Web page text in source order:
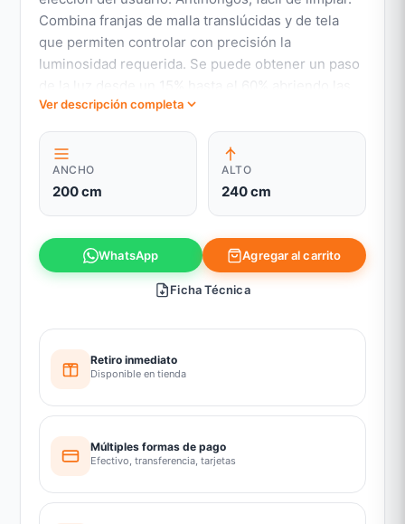
Combina franjas de malla translúcidas y de tela
que permiten controlar con precisión la
luminosidad requerida. Se puede obtener un paso
franjas de tela. Al cerrar completamente las franjas
de tela y llevar al mínimo la luminosidad, se
bloquea la visión al 100%
Ver descripción completa
ANCHO
200 cm
ALTO
240 cm
WhatsApp Agregar al carrito
Ficha Técnica
Retiro inmediato
Disponible en tienda
Múltiples formas de pago
Efectivo, transferencia, tarjetas